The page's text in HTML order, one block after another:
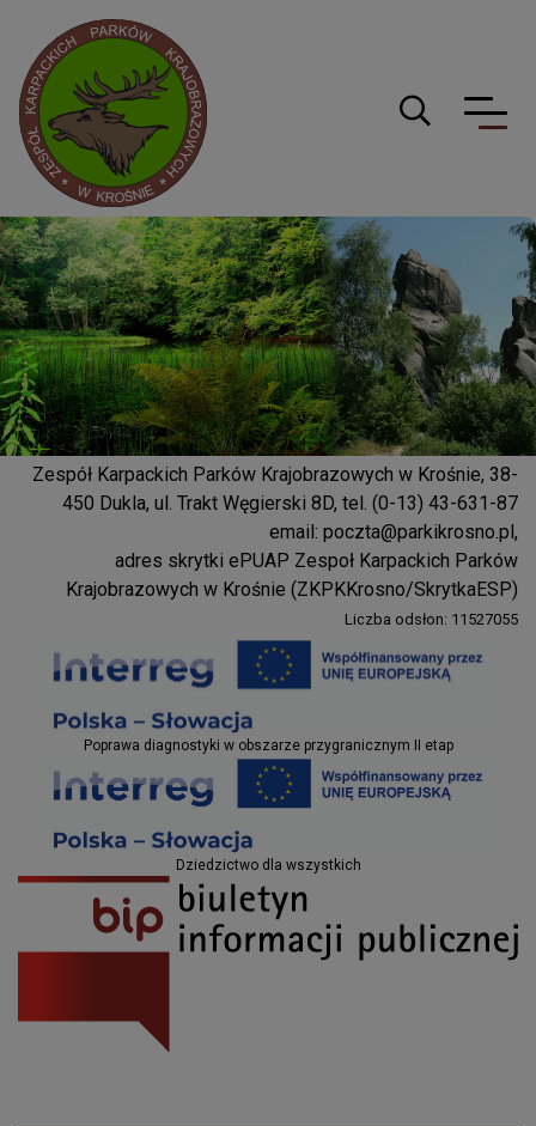
Projekty EU
Poprawa diagnostyki w obszarze przygranicznym II etap
Projekty EU
Dziedzictwo dla wszystkich
Zespół Karpackich Parków Krajobrazowych w Krośnie, 38-
450 Dukla, ul. Trakt Węgierski 8D, tel. (0-13) 43-631-87
email: poczta@parkikrosno.pl,
adres skrytki ePUAP Zespoł Karpackich Parków
Krajobrazowych w Krośnie (ZKPKKrosno/SkrytkaESP)
Liczba odsłon: 11527055
Parki Krosno
Logo serwisu